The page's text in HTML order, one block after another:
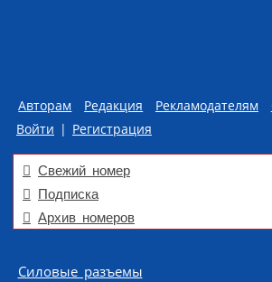
Авторам Редакция Рекламодателям
Войти | Регистрация
Свежий номер
Подписка
Архив номеров
Skip to content
Силовые разъемы